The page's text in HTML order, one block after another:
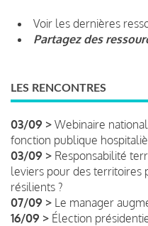
Voir les dernières
Partagez des
LES RENCONTRES
03/09 > Webinaire
fonction publique
03/09 > Responsabilité
leviers pour des territoires
résilients ?
07/09 > Le manager
16/09 > Élection